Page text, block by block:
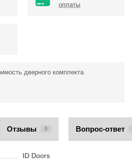
оплаты
дверного комплекта
Отзывы 0 Вопрос-ответ
ID Doors